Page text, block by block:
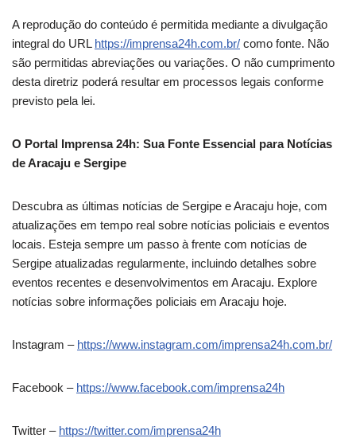
A reprodução do conteúdo é permitida mediante a divulgação
integral do URL https://imprensa24h.com.br/ como fonte. Não
são permitidas abreviações ou variações. O não cumprimento
desta diretriz poderá resultar em processos legais conforme
previsto pela lei.
O Portal Imprensa 24h: Sua Fonte Essencial para Notícias
de Aracaju e Sergipe
Descubra as últimas notícias de Sergipe e Aracaju hoje, com
atualizações em tempo real sobre notícias policiais e eventos
locais. Esteja sempre um passo à frente com notícias de
Sergipe atualizadas regularmente, incluindo detalhes sobre
eventos recentes e desenvolvimentos em Aracaju. Explore
notícias sobre informações policiais em Aracaju hoje.
Instagram – https://www.instagram.com/imprensa24h.com.br/
Facebook – https://www.facebook.com/imprensa24h
Twitter – https://twitter.com/imprensa24h